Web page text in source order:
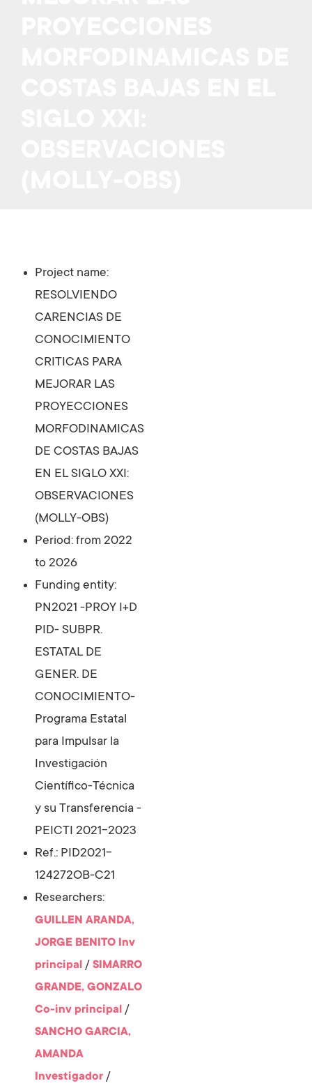
Project name:
RESOLVIENDO
CARENCIAS DE
CONOCIMIENTO
CRITICAS PARA
MEJORAR LAS
PROYECCIONES
MORFODINAMICAS
DE COSTAS BAJAS
EN EL SIGLO XXI:
OBSERVACIONES
(MOLLY-OBS)
Period: from 2022
to 2026
Funding entity:
PN2021 -PROY I+D
PID- SUBPR.
ESTATAL DE
GENER. DE
CONOCIMIENTO-
Programa Estatal
para Impulsar la
Investigación
Científico-Técnica
y su Transferencia -
PEICTI 2021-2023
Ref.: PID2021-
124272OB-C21
Researchers:
GUILLEN ARANDA,
JORGE BENITO Inv
principal / SIMARRO
GRANDE, GONZALO
Co-inv principal /
SANCHO GARCIA,
AMANDA
Investigador /